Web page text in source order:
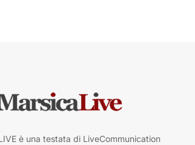
è una testata di LiveCommunication